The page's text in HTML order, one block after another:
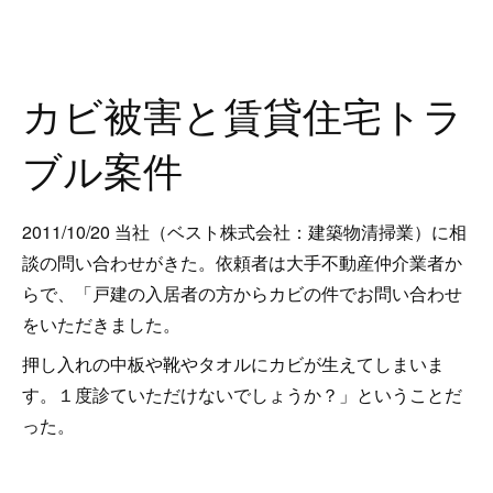
カビ被害と賃貸住宅トラ
ブル案件
2011/10/20 当社（ベスト株式会社：建築物清掃業）に相
談の問い合わせがきた。依頼者は大手不動産仲介業者か
らで、「戸建の入居者の方からカビの件でお問い合わせ
をいただきました。
押し入れの中板や靴やタオルにカビが生えてしまいま
す。１度診ていただけないでしょうか？」ということだ
った。